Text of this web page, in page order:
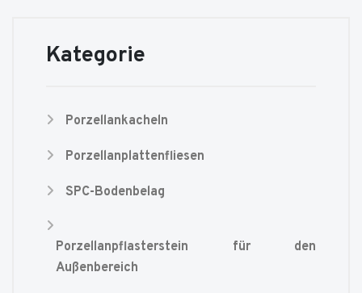
Kategorie
Porzellankacheln
Porzellanplattenfliesen
SPC-Bodenbelag
Porzellanpflasterstein für den
Außenbereich